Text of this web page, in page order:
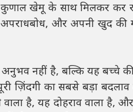
खेमू के साथ मिलकर कर
अपराधबोध, और अपनी खुद
नहीं है, बल्कि यह बच्चे
ज़िंदगी का सबसे बड़ा
है, यह दोहराव वाला है,